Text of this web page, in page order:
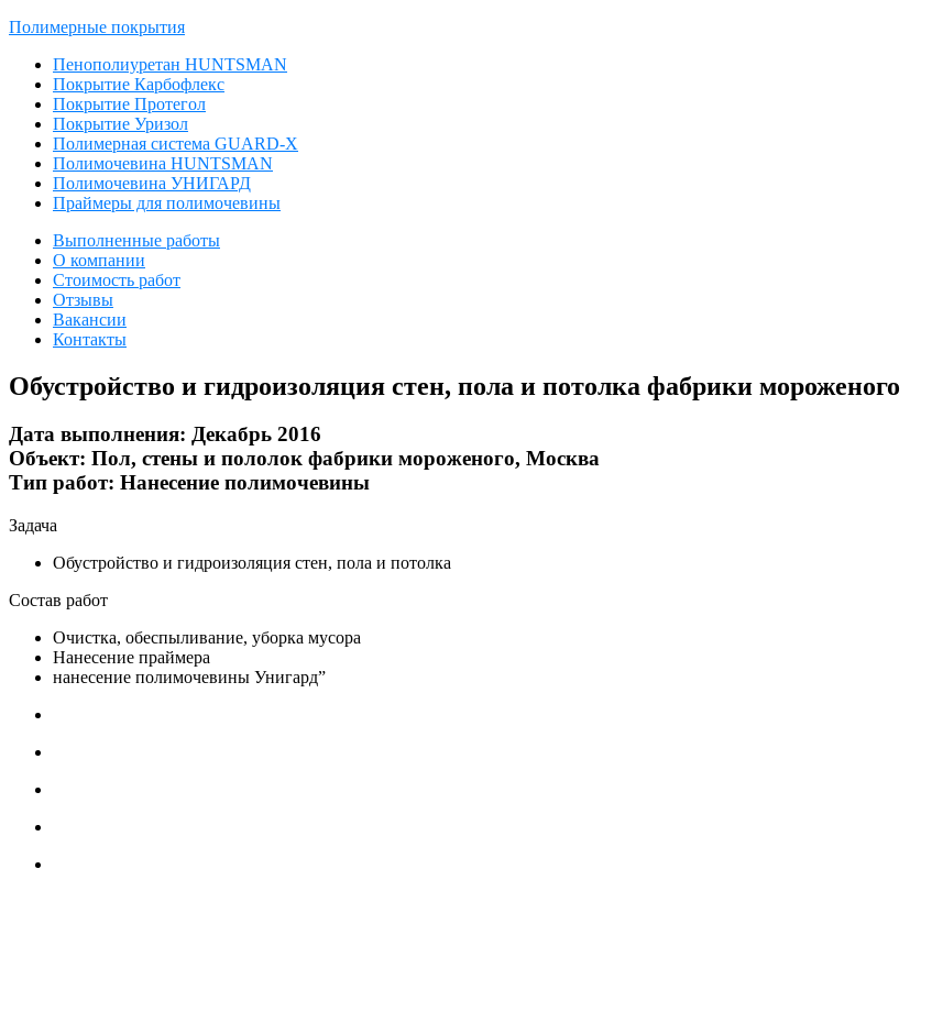
Полимерные покрытия
Пенополиуретан HUNTSMAN
Покрытие Карбофлекс
Покрытие Протегол
Покрытие Уризол
Полимерная система GUARD-X
Полимочевина HUNTSMAN
Полимочевина УНИГАРД
Праймеры для полимочевины
Выполненные работы
О компании
Стоимость работ
Отзывы
Вакансии
Контакты
Обустройство и гидроизоляция стен, пола и потолка фабрики мороженого
Дата выполнения: Декабрь 2016
Объект: Пол, стены и пололок фабрики мороженого, Москва
Тип работ: Нанесение полимочевины
Задача
Обустройство и гидроизоляция стен, пола и потолка
Состав работ
Очистка, обеспыливание, уборка мусора
Нанесение праймера
нанесение полимочевины Унигард”